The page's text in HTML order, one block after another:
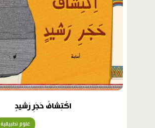
اكْتِشافُ حَجَرِ رَشيدٍ
علوم تطبيقية